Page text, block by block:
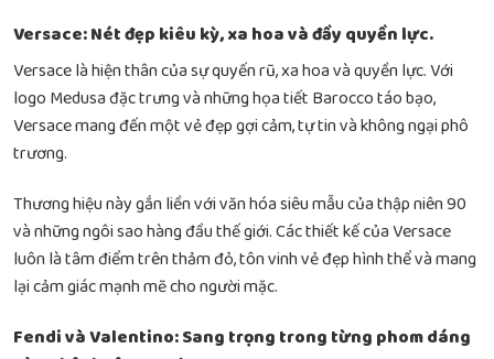
Versace: Nét đẹp kiêu kỳ, xa hoa và đầy quyền lực.
Versace là hiện thân của sự quyến rũ, xa hoa và quyền lực. Với
logo Medusa đặc trưng và những họa tiết Barocco táo bạo,
Versace mang đến một vẻ đẹp gợi cảm, tự tin và không ngại phô
trương.
Thương hiệu này gắn liền với văn hóa siêu mẫu của thập niên 90
và những ngôi sao hàng đầu thế giới. Các thiết kế của Versace
luôn là tâm điểm trên thảm đỏ, tôn vinh vẻ đẹp hình thể và mang
lại cảm giác mạnh mẽ cho người mặc.
Fendi và Valentino: Sang trọng trong từng phom dáng